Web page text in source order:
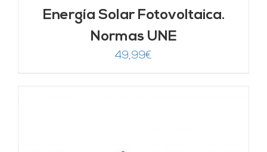
Energía Solar Fotovoltaica.
Normas UNE
49,99€